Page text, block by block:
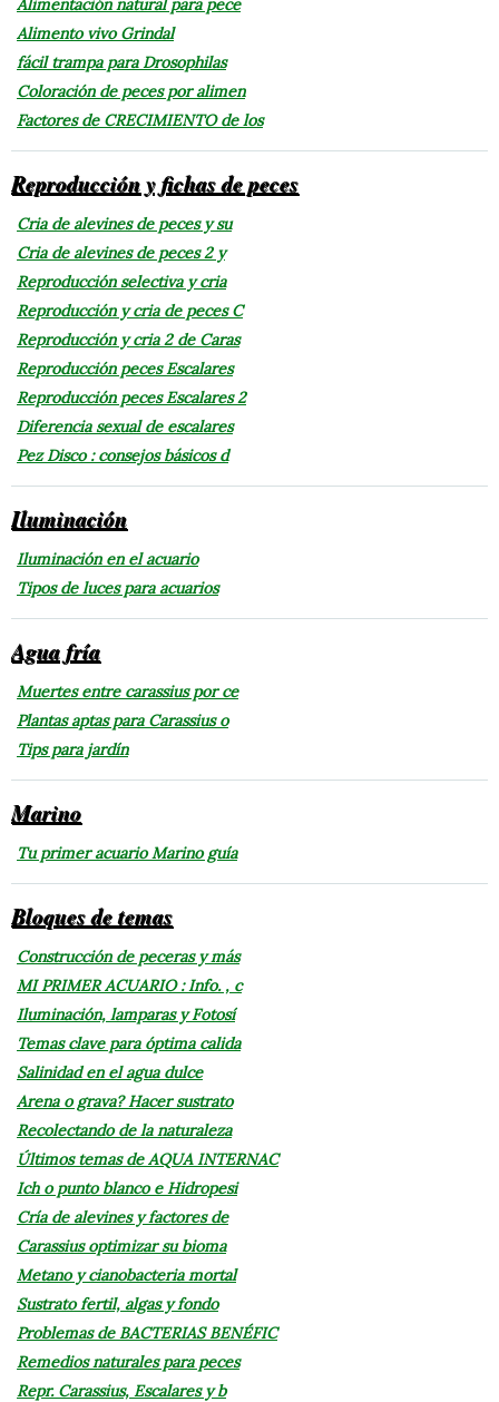
Alimentación natural para pece
Alimento vivo Grindal
fácil trampa para Drosophilas
Coloración de peces por alimen
Factores de CRECIMIENTO de los
Reproducción y fichas de peces
Cria de alevines de peces y su
Cria de alevines de peces 2 y
Reproducción selectiva y cria
Reproducción y cria de peces C
Reproducción y cria 2 de Caras
Reproducción peces Escalares
Reproducción peces Escalares 2
Diferencia sexual de escalares
Pez Disco : consejos básicos d
Iluminación
Iluminación en el acuario
Tipos de luces para acuarios
Agua fría
Muertes entre carassius por ce
Plantas aptas para Carassius o
Tips para jardín
Marino
Tu primer acuario Marino guía
Bloques de temas
Construcción de peceras y más
MI PRIMER ACUARIO : Info. , c
Iluminación, lamparas y Fotosí
Temas clave para óptima calida
Salinidad en el agua dulce
Arena o grava? Hacer sustrato
Recolectando de la naturaleza
Últimos temas de AQUA INTERNAC
Ich o punto blanco e Hidropesi
Cría de alevines y factores de
Carassius optimizar su bioma
Metano y cianobacteria mortal
Sustrato fertil, algas y fondo
Problemas de BACTERIAS BENÉFIC
Remedios naturales para peces
Repr. Carassius, Escalares y b